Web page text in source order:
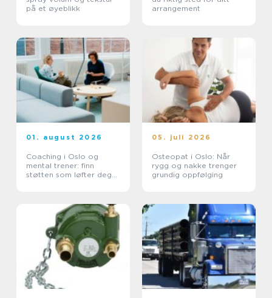
på et øyeblikk
arrangement
01. august 2026
Coaching i Oslo og
mental trener: finn
støtten som løfter deg
05. juli 2026
Osteopat i Oslo: Når
rygg og nakke trenger
grundig oppfølging